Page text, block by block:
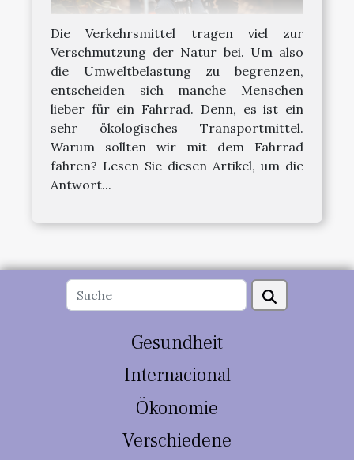
Die Verkehrsmittel tragen viel zur
Verschmutzung der Natur bei. Um also
die Umweltbelastung zu begrenzen,
entscheiden sich manche Menschen
lieber für ein Fahrrad. Denn, es ist ein
sehr ökologisches Transportmittel.
Warum sollten wir mit dem Fahrrad
fahren? Lesen Sie diesen Artikel, um die
Antwort...
Gesundheit
Internacional
Ökonomie
Verschiedene